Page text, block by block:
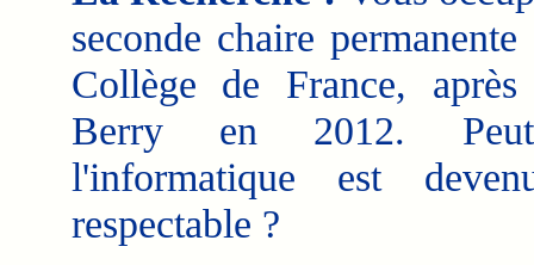
seconde chaire
Collège de France,
Berry en 2012.
l'informatique est
respectable ?